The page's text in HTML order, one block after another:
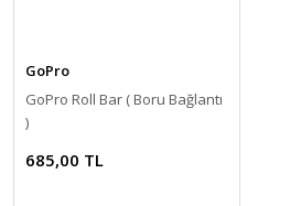
GoPro
GoPro Roll Bar ( Boru Bağlantı
)
685,00 TL